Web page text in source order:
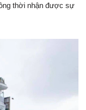
thời nhận được sự